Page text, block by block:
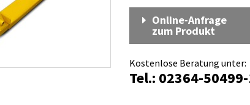
Online-Anfrage
zum Produkt
Kostenlose Beratung unter:
Tel.: 02364-